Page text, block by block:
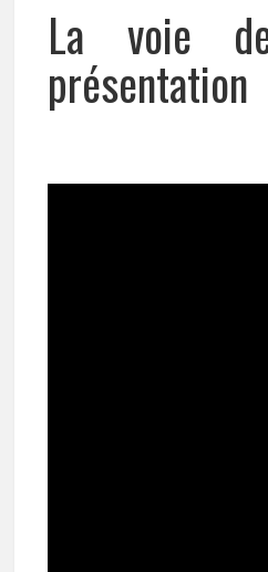
La voie
présentation